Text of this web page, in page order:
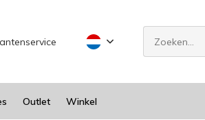
Outlet Winkel